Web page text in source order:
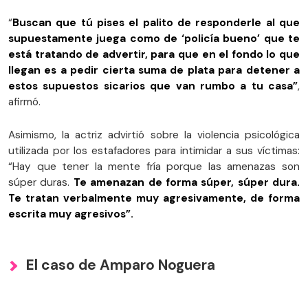
“Buscan que tú pises el palito de responderle al que
supuestamente juega como de ‘policía bueno’ que te
está tratando de advertir, para que en el fondo lo que
llegan es a pedir cierta suma de plata para detener a
estos supuestos sicarios que van rumbo a tu casa”,
afirmó.
Asimismo, la actriz advirtió sobre la violencia psicológica
utilizada por los estafadores para intimidar a sus víctimas:
“Hay que tener la mente fría porque las amenazas son
súper duras. Te amenazan de forma súper, súper dura.
Te tratan verbalmente muy agresivamente, de forma
escrita muy agresivos”.
El caso de Amparo Noguera